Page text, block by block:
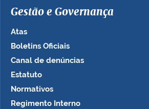
Gestão e Governança
Atas
Boletins Oficiais
Canal de denúncias
Estatuto
Normativos
Regimento Interno